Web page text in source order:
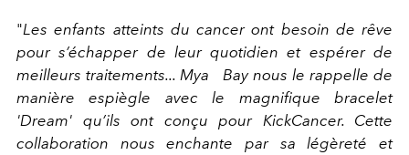
"Les enfants atteints du cancer ont besoin de rêve
pour s’échapper de leur quotidien et espérer de
meilleurs traitements... Mya Bay nous le rappelle de
manière espiègle avec le magnifique bracelet
'Dream' qu’ils ont conçu pour KickCancer. Cette
collaboration nous enchante par sa légèreté et